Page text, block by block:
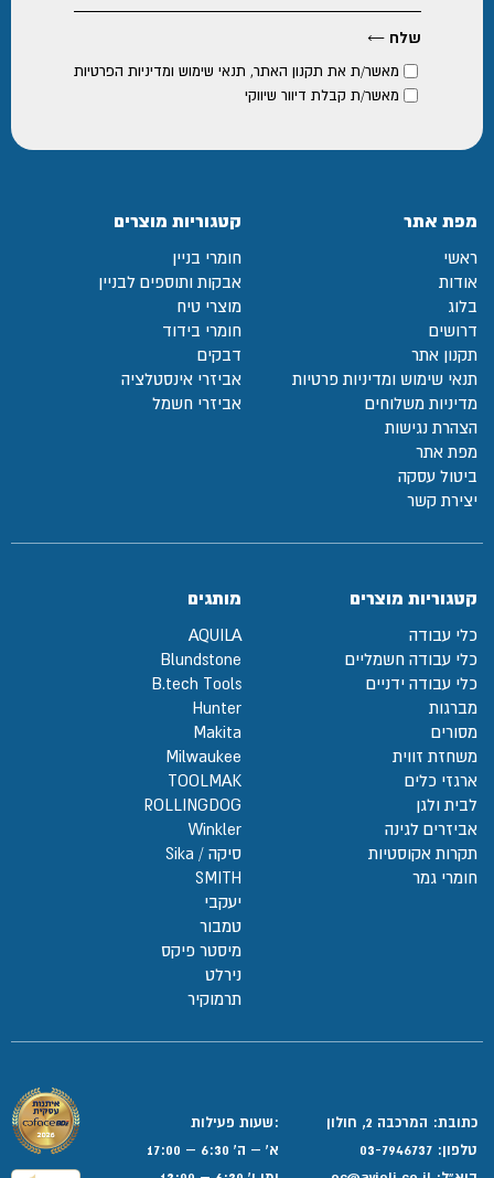
מאשר/ת את תקנון האתר, תנאי שימוש ומדיניות הפרטיות
מאשר/ת קבלת דיוור שיווקי
מפת אתר
ראשי
אודות
בלוג
דרושים
תקנון אתר
תנאי שימוש ומדיניות פרטיות
מדיניות משלוחים
הצהרת נגישות
מפת אתר
ביטול עסקה
יצירת קשר
קטגוריות מוצרים
חומרי בניין
אבקות ותוספים לבניין
מוצרי טיח
חומרי בידוד
דבקים
אביזרי אינסטלציה
אביזרי חשמל
קטגוריות מוצרים
כלי עבודה
כלי עבודה חשמליים
כלי עבודה ידניים
מברגות
מסורים
משחזת זווית
ארגזי כלים
לבית ולגן
אביזרים לגינה
תקרות אקוסטיות
חומרי גמר
מותגים
AQUILA
Blundstone
B.tech Tools
Hunter
Makita
Milwaukee
TOOLMAK
ROLLINGDOG
Winkler
סיקה / Sika
SMITH
יעקבי
טמבור
מיסטר פיקס
נירלט
תרמוקיר
כתובת: המרכבה 2, חולון
טלפון: 03-7946737
:שעות פעילות
א' – ה' 6:30 – 17:00